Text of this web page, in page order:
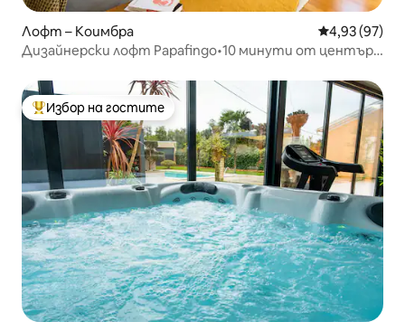
Лофт – Коимбра Средна
4,93 (97)
Дизайнерски лофт Papafingo•10 минути от центъра
Най-популярен избор на гостите
Избор на гостите